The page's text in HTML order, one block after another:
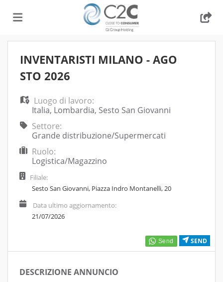
di
lavoro
Carica
il
CV
Login
SEND
INVENTARISTI MILANO - AGO
STO 2026
Luogo di lavoro:
Italia, Lombardia, Sesto San Giovanni
Settore:
Grande distribuzione/Supermercati
Ruolo:
Logistica/Magazzino
Filiale:
Sesto San Giovanni, Piazza Indro Montanelli, 20
Data ultimo aggiornamento:
21/07/2026
DESCRIZIONE ANNUNCIO